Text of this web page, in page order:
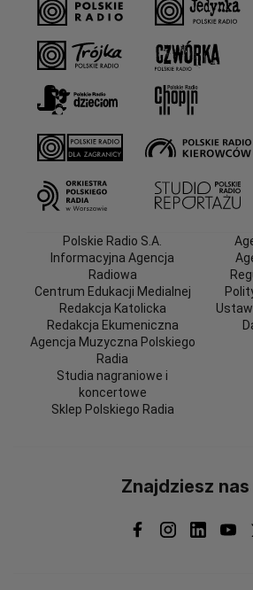
Polskie Radio S.A.
Informacyjna Agencja
Radiowa
Centrum Edukacji Medialnej
Redakcja Katolicka
Redakcja Ekumeniczna
Agencja Muzyczna Polskiego
Radia
Studia nagraniowe i
koncertowe
Sklep Polskiego Radia
Znajdziesz nas